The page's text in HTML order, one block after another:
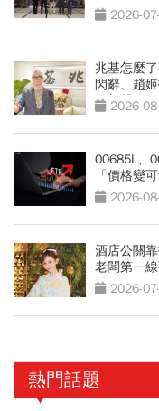
2026-
兆基怎麼
閃辭、趙
最新聲明
2026-
00685L、
「價格變
2026-
酒店公關
老闆第一
點」2026-
熱門話題